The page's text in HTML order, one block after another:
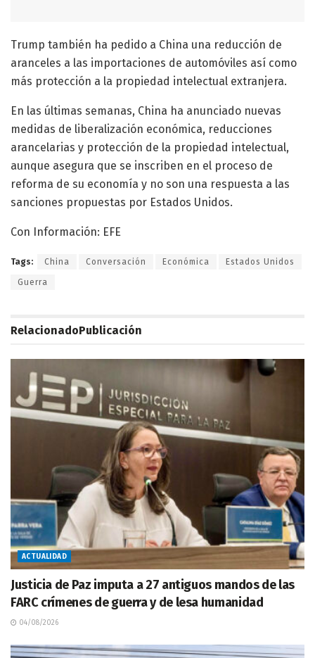
Trump también ha pedido a China una reducción de
aranceles a las importaciones de automóviles así como
más protección a la propiedad intelectual extranjera.
En las últimas semanas, China ha anunciado nuevas
medidas de liberalización económica, reducciones
arancelarias y protección de la propiedad intelectual,
aunque asegura que se inscriben en el proceso de
reforma de su economía y no son una respuesta a las
sanciones propuestas por Estados Unidos.
Con Información: EFE
Tags: China Conversación Económica Estados Unidos
Guerra
RelacionadoPublicación
ACTUALIDAD
Justicia de Paz imputa a 27 antiguos mandos de las
FARC crímenes de guerra y de lesa humanidad
04/08/2026